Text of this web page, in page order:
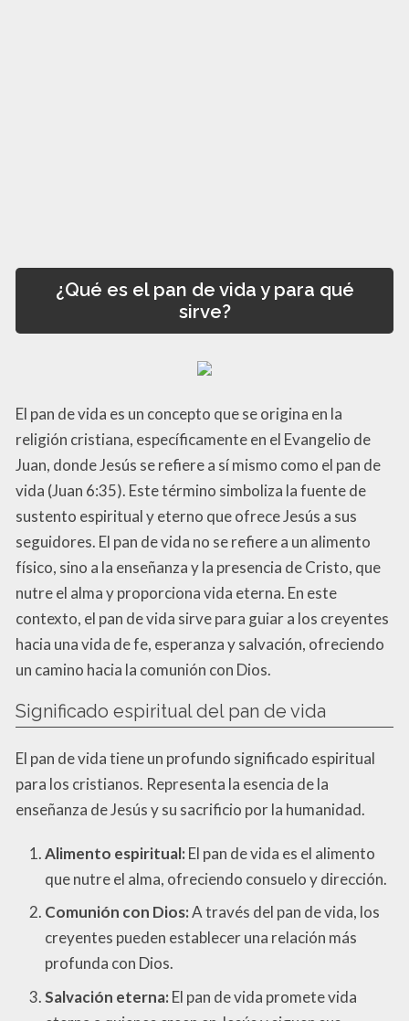
¿Qué es el pan de vida y para qué
sirve?
El pan de vida es un concepto que se origina en la
religión cristiana, específicamente en el Evangelio de
Juan, donde Jesús se refiere a sí mismo como el pan de
vida (Juan 6:35). Este término simboliza la fuente de
sustento espiritual y eterno que ofrece Jesús a sus
seguidores. El pan de vida no se refiere a un alimento
físico, sino a la enseñanza y la presencia de Cristo, que
nutre el alma y proporciona vida eterna. En este
contexto, el pan de vida sirve para guiar a los creyentes
hacia una vida de fe, esperanza y salvación, ofreciendo
un camino hacia la comunión con Dios.
Significado espiritual del pan de vida
El pan de vida tiene un profundo significado espiritual
para los cristianos. Representa la esencia de la
enseñanza de Jesús y su sacrificio por la humanidad.
Alimento espiritual: El pan de vida es el alimento
que nutre el alma, ofreciendo consuelo y dirección.
Comunión con Dios:A través del pan de vida, los
creyentes pueden establecer una relación más
profunda con Dios.
Salvación eterna: El pan de vida promete vida